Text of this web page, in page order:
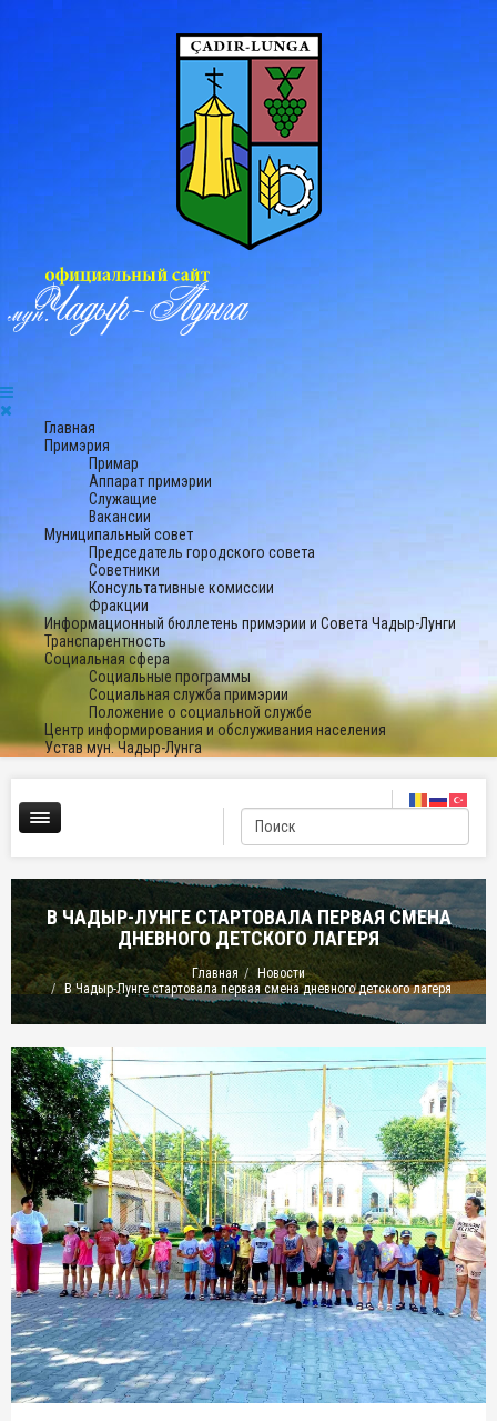
Главная
Примэрия
Примар
Аппарат примэрии
Служащие
Вакансии
Муниципальный совет
Председатель городского совета
Советники
Консультативные комиссии
Фракции
Информационный бюллетень примэрии и Совета Чадыр-Лунги
Транспарентность
Социальная сфера
Социальные программы
Социальная служба примэрии
Положение о социальной службе
Центр информирования и обслуживания населения
Устав мун. Чадыр-Лунга
В ЧАДЫР-ЛУНГЕ СТАРТОВАЛА ПЕРВАЯ СМЕНА
ДНЕВНОГО ДЕТСКОГО ЛАГЕРЯ
Главная
Новости
В Чадыр-Лунге стартовала первая смена дневного детского лагеря